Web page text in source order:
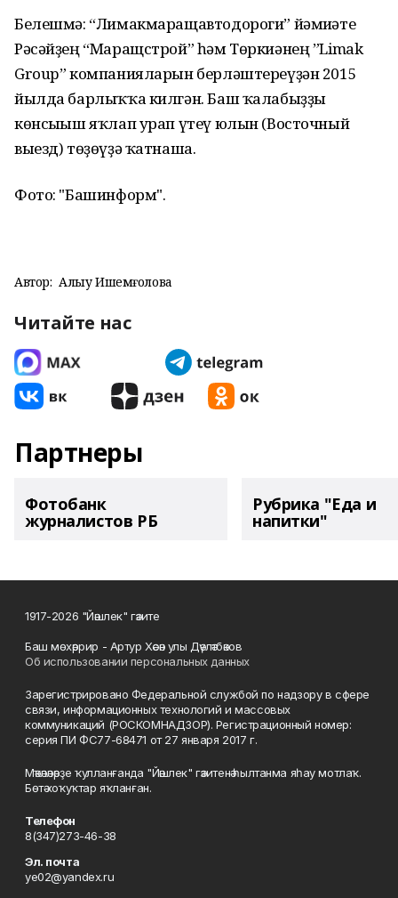
Белешмә: “Лимакмаращавтодороги” йәмғиәте
Рәсәйҙең “Маращстрой” һәм Төркиәнең ”Limak
Group” компанияларын берләштереүҙән 2015
йылда барлыҡҡа килгән. Баш ҡалабыҙҙы
көнсығыш яҡлап урап үтеү юлын (Восточный
выезд) төҙөүҙә ҡатнаша.
Фото: "Башинформ".
Автор: Алһыу Ишемғолова
Читайте нас
Партнеры
Фотобанк
журналистов РБ
Рубрика "Еда и
напитки"
1917-2026 "Йәшлек" гәзите
Баш мөхәррир - Артур Хәсән улы Дәүләтбәков
Об использовании персональных данных
Зарегистрировано Федеральной службой по надзору в сфере
связи, информационных технологий и массовых
коммуникаций (РОСКОМНАДЗОР). Регистрационный номер:
серия ПИ ФС77-68471 от 27 января 2017 г.
Мәҡәләләрҙе ҡулланғанда "Йәшлек" гәзитенә һылтанма яһау мотлаҡ.
Бөтә хоҡуҡтар яҡланған.
Телефон
8(347)273-46-38
Эл. почта
ye02@yandex.ru